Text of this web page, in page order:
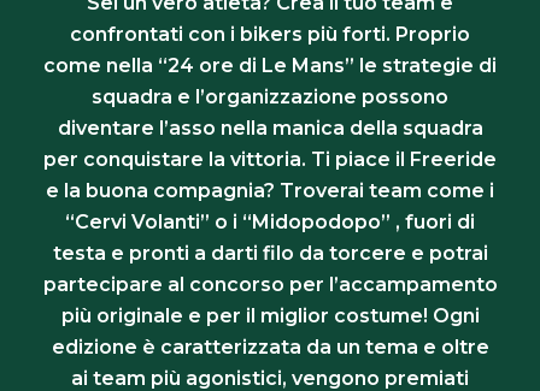
confrontati con i bikers più forti. Proprio
come nella “24 ore di Le Mans” le strategie di
squadra e l’organizzazione possono
diventare l’asso nella manica della squadra
per conquistare la vittoria. Ti piace il Freeride
e la buona compagnia? Troverai team come i
“Cervi Volanti” o i “Midopodopo” , fuori di
testa e pronti a darti filo da torcere e potrai
partecipare al concorso per l’accampamento
più originale e per il miglior costume! Ogni
edizione è caratterizzata da un tema e oltre
ai team più agonistici, vengono premiati